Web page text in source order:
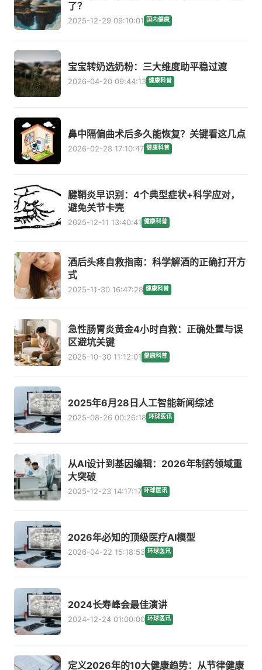
了？
2025-12-29 09:10:01 国内健康
宝宝转奶选奶粉：三大维度助平稳过渡
2026-04-20 09:44:13 健康科普
鼻中隔偏曲术后多久能恢复？关键看这几点
2026-02-28 17:10:47 健康科普
腱鞘炎早识别：4个典型症状+科学应对，
避免关节卡壳
2025-12-11 13:40:41 健康科普
酒后头疼自救指南：科学解酒的正确打开方
式
2025-11-30 16:47:28 健康科普
急性肠胃炎黄金4小时自救：正确处置与误
区避坑关键
2025-10-30 11:12:01 健康科普
2025年6月28日人工智能新闻综述
2025-08-26 00:26:18 环球医讯
从AI设计到基因编辑：2026年制药领域重
大突破
2025-12-23 14:17:17 环球医讯
2026年必知的顶级医疗AI模型
2026-04-22 15:18:53 环球医讯
2024长寿峰会最佳演讲
2024-12-24 01:00:00 环球医讯
定义2026年的10大健康趋势：从节律健康